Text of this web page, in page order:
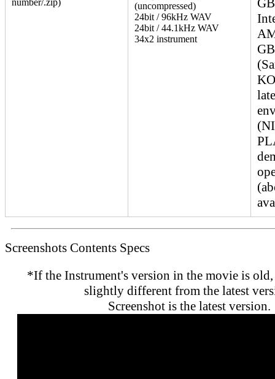
number/.zip)
(uncompressed)
24bit / 96kHz WAV
24bit / 44.1kHz WAV
34x2 instrument
Screenshots Contents Specs
*If the Instrument's version in the movie is
slightly different from the latest
Screenshot is the latest version.